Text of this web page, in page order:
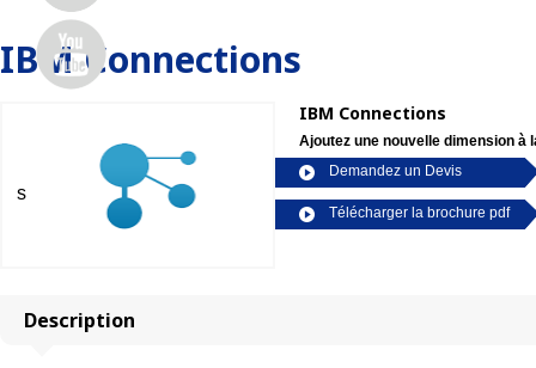
IBM Connections
s
IBM Connections
Ajoutez une nouvelle dimension à
Demandez un Devis
Télécharger la brochure pdf
Description